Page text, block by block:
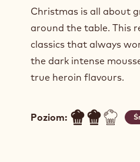
Christmas is all about
around the table. This
classics that always
the dark intense
true heroin flavours.
Poziom: